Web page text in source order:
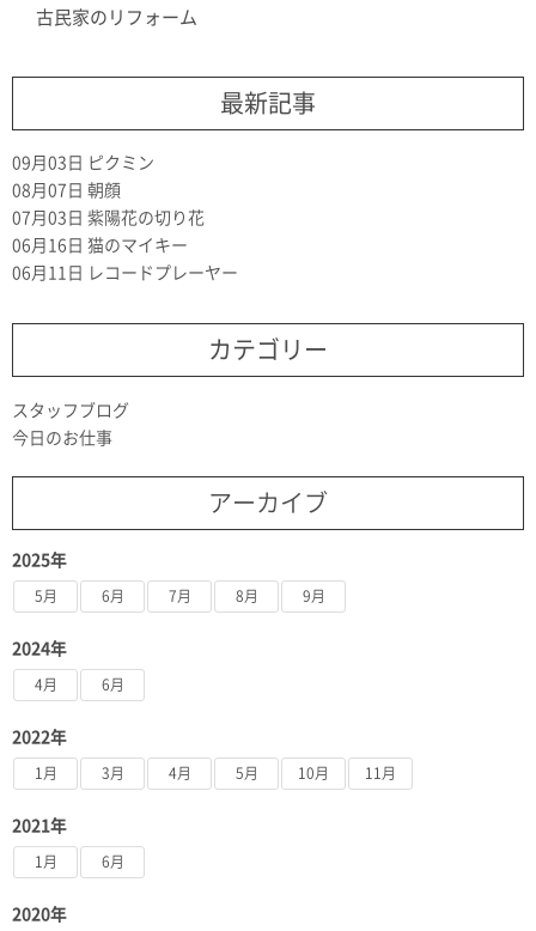
古民家のリフォーム
最新記事
09月03日
ピクミン
08月07日 朝顔
07月03日 紫陽花の切り花
06月16日 猫のマイキー
06月11日
レコードプレーヤー
カテゴリー
スタッフブログ
今日のお仕事
アーカイブ
2025年
5月 6月 7月 8月 9月
2024年
4月 6月
2022年
1月 3月 4月 5月 10月 11月
2021年
1月 6月
2020年